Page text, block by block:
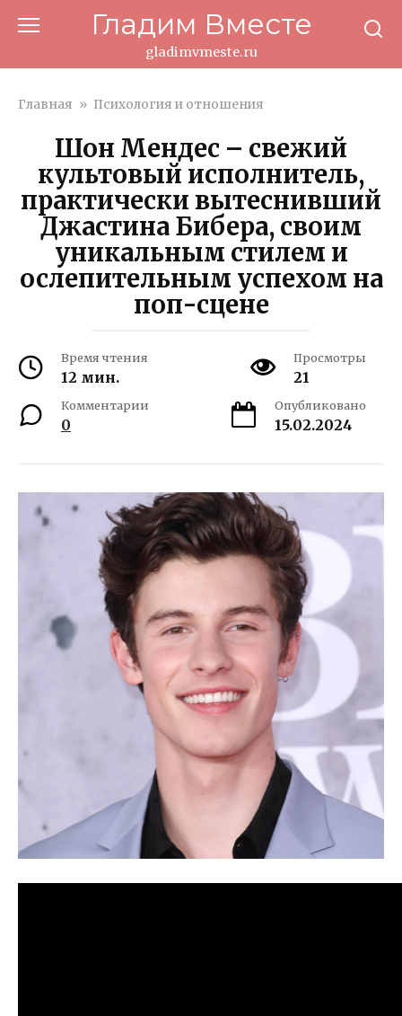
Гладим Вместе
gladimvmeste.ru
Главная » Психология и отношения
Шон Мендес – свежий
культовый исполнитель,
практически вытеснивший
Джастина Бибера, своим
уникальным стилем и
ослепительным успехом на
поп-сцене
Время чтения
12 мин.
Просмотры
21
Комментарии
0
Опубликовано
15.02.2024